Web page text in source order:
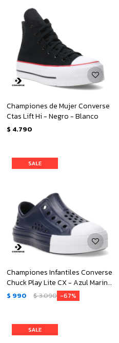
Championes de Mujer Converse
Ctas Lift Hi - Negro - Blanco
$ 4.790
Championes Infantiles Converse
Chuck Play Lite CX - Azul Marino
- Blanco
$ 990 $3.090 67